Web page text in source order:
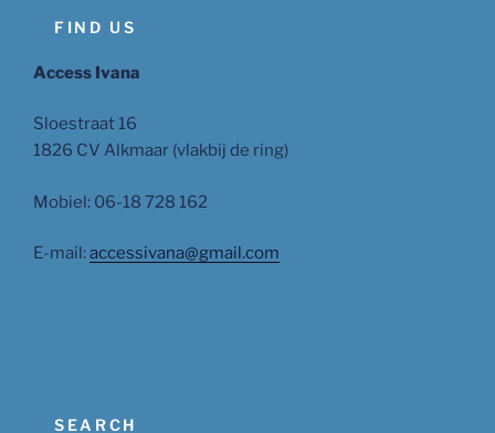
FIND US
Access Ivana
Sloestraat 16
1826 CV Alkmaar (vlakbij de ring)
Mobiel: 06-18 728 162
E-mail:accessivana@gmail.com
SEARCH